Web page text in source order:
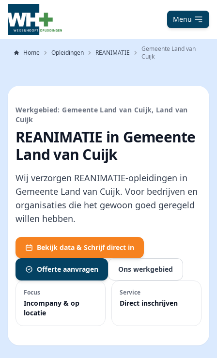
Menu
Home Opleidingen REANIMATIE
Gemeente Land van
Cuijk
Werkgebied: Gemeente Land van Cuijk, Land van
Cuijk
REANIMATIE in Gemeente
Land van Cuijk
Wij verzorgen REANIMATIE-opleidingen in
Gemeente Land van Cuijk. Voor bedrijven en
organisaties die het gewoon goed geregeld
willen hebben.
Bekijk data & Schrijf direct in
Offerte aanvragen Ons werkgebied
Focus
Incompany & op
locatie
Service
Direct inschrijven